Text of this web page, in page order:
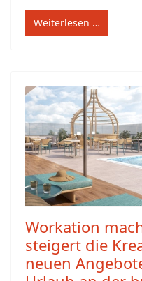
Weiterlesen …
Workation
steigert die
neuen